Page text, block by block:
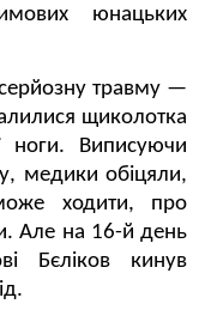
юнацьких
травму —
щиколотка
ноги. Виписуючи
медики обіцяли,
ходити, про
Але на 16-й день
Бєліков кинув